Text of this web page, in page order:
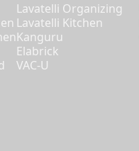
Lavatelli Organizing
Lavatelli Kitchen
Kanguru
Elabrick
VAC-U